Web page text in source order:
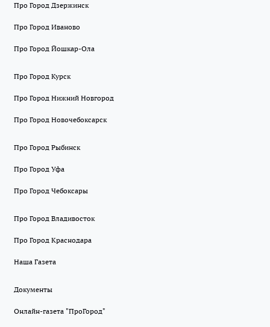
Про Город Дзержинск
Про Город Иваново
Про Город Йошкар-Ола
Про Город Курск
Про Город Нижний Новгород
Про Город Новочебоксарск
Про Город Рыбинск
Про Город Уфа
Про Город Чебоксары
Про Город Владивосток
Про Город Краснодара
Наша Газета
Документы
Онлайн-газета "ПроГород"